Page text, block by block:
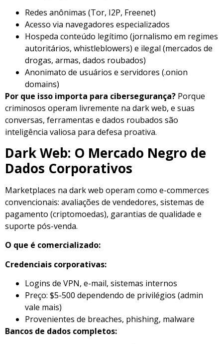
Redes anônimas (Tor, I2P, Freenet)
Acesso via navegadores especializados
Hospeda conteúdo legítimo (jornalismo em regimes
autoritários, whistleblowers) e ilegal (mercados de
drogas, armas, dados roubados)
Anonimato de usuários e servidores (.onion
domains)
Por que isso importa para cibersegurança? Porque
criminosos operam livremente na dark web, e suas
conversas, ferramentas e dados roubados são
inteligência valiosa para defesa proativa.
Dark Web: O Mercado Negro de
Dados Corporativos
Marketplaces na dark web operam como e-commerces
convencionais: avaliações de vendedores, sistemas de
pagamento (criptomoedas), garantias de qualidade e
suporte pós-venda.
O que é comercializado:
Credenciais corporativas:
Logins de VPN, e-mail, sistemas internos
Preço: $5-500 dependendo de privilégios (admin
vale mais)
Provenientes de breaches, phishing, malware
Bancos de dados completos: